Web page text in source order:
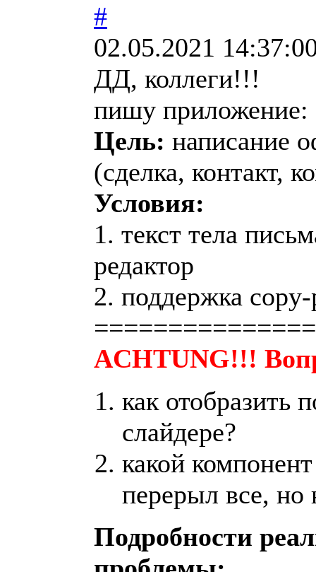
#
02.05.2021
ДД, коллеги!!!
пишу приложение:
Цель: написание
(сделка, контакт,
Условия:
1. текст тела
редактор
2. поддержка
ACHTUNG!!!
как отобразить
слайдере?
какой
перерыл все,
Подробности